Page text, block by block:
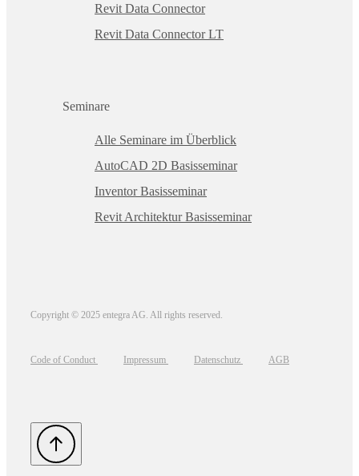
Revit Data Connector
Revit Data Connector LT
Seminare
Alle Seminare im Überblick
AutoCAD 2D Basisseminar
Inventor Basisseminar
Revit Architektur Basisseminar
Copyright © 2025 entegra AG. All rights reserved.
Code of Conduct Impressum Datenschutz AGB